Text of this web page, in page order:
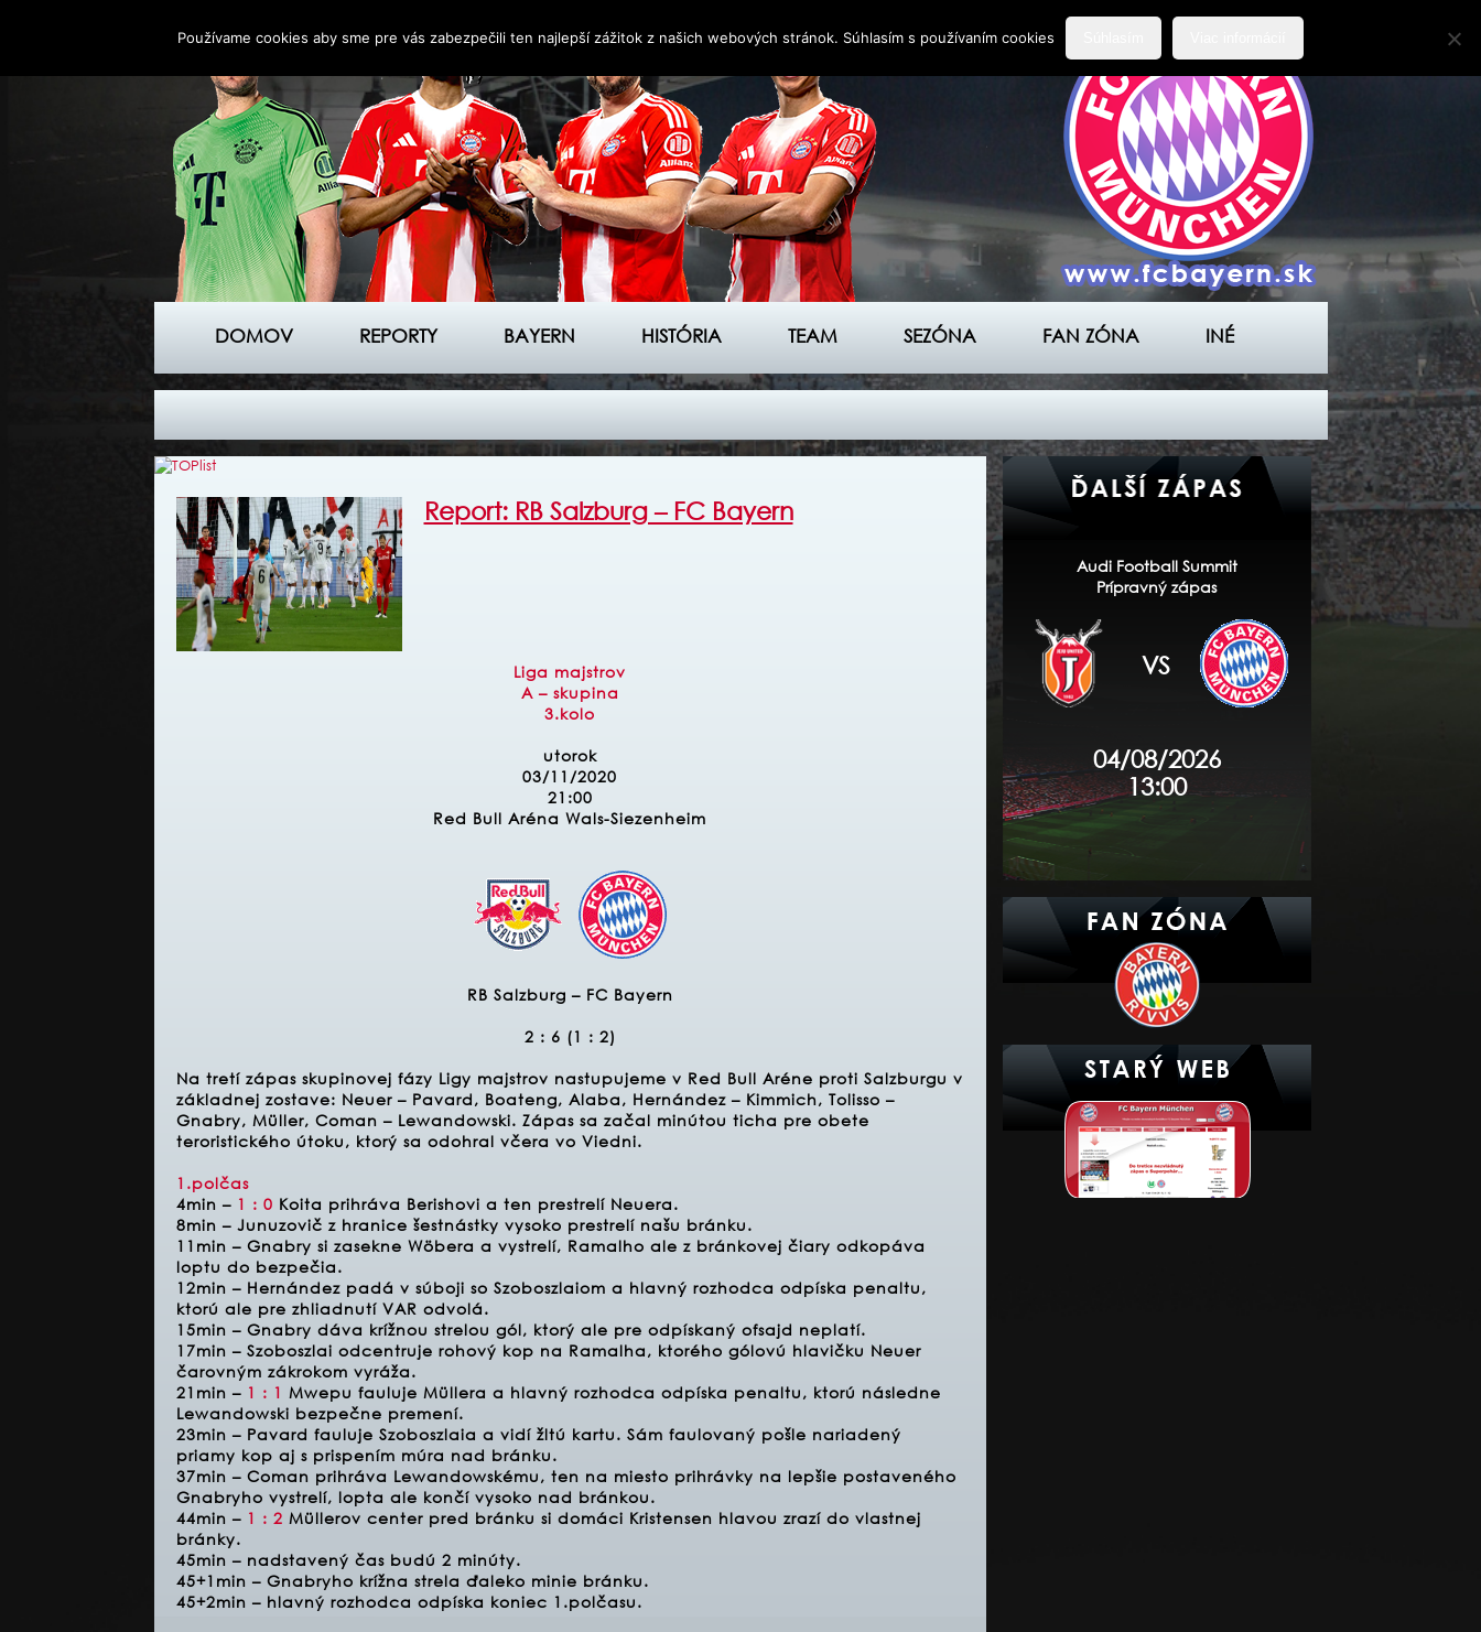
DOMOV REPORTY BAYERN HISTÓRIA TEAM SEZÓNA FAN ZÓNA INÉ
Report: RB Salzburg – FC Bayern
Liga majstrov
A – skupina
3.kolo
utorok
03/11/2020
21:00
Red Bull Aréna Wals-Siezenheim
RB Salzburg – FC Bayern
2 : 6 (1 : 2)
Na tretí zápas skupinovej fázy Ligy majstrov nastupujeme v Red Bull Aréne proti Salzburgu v
základnej zostave: Neuer – Pavard, Boateng, Alaba, Hernández – Kimmich, Tolisso –
Gnabry, Müller, Coman – Lewandowski. Zápas sa začal minútou ticha pre obete
teroristického útoku, ktorý sa odohral včera vo Viedni.
1.polčas
4min –1 : 0 Koita prihráva Berishovi a ten prestrelí Neuera.
8min – Junuzovič z hranice šestnástky vysoko prestrelí našu bránku.
11min – Gnabry si zasekne Wöbera a vystrelí, Ramalho ale z bránkovej čiary odkopáva
loptu do bezpečia.
12min – Hernández padá v súboji so Szoboszlaiom a hlavný rozhodca odpíska penaltu,
ktorú ale pre zhliadnutí VAR odvolá.
15min – Gnabry dáva krížnou strelou gól, ktorý ale pre odpískaný ofsajd neplatí.
17min – Szoboszlai odcentruje rohový kop na Ramalha, ktorého gólovú hlavičku Neuer
čarovným zákrokom vyráža.
21min – 1 : 1 Mwepu fauluje Müllera a hlavný rozhodca odpíska penaltu, ktorú následne
Lewandowski bezpečne premení.
23min – Pavard fauluje Szoboszlaia a vidí žltú kartu. Sám faulovaný pošle nariadený
priamy kop aj s prispením múra nad bránku.
37min – Coman prihráva Lewandowskému, ten na miesto prihrávky na lepšie postaveného
Gnabryho vystrelí, lopta ale končí vysoko nad bránkou.
44min – 1 : 2 Müllerov center pred bránku si domáci Kristensen hlavou zrazí do vlastnej
bránky.
45min – nadstavený čas budú 2 minúty.
45+1min – Gnabryho krížna strela ďaleko minie bránku.
45+2min – hlavný rozhodca odpíska koniec 1.polčasu.
Audi Football Summit
Prípravný zápas
VS
04/08/2026
13:00
Používame cookies aby sme pre vás zabezpečili ten najlepší zážitok z našich webových stránok. Súhlasím s používaním cookies